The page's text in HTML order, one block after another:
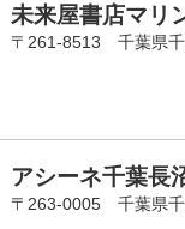
未来屋書店マリ
〒261-8513 千葉県千
アシーネ千葉長
〒263-0005 千葉県